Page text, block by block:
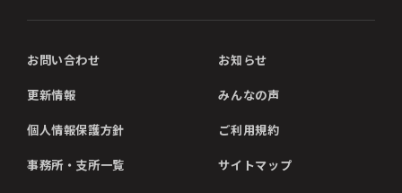
お問い合わせ お知らせ
更新情報 みんなの声
個人情報保護方針 ご利用規約
事務所・支所一覧 サイトマップ